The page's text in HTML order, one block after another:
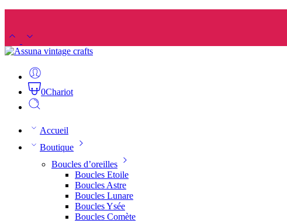
0Chariot
Accueil
Boutique
Boucles d’oreilles
Boucles Etoile
Boucles Astre
Boucles Lunare
Boucles Ysée
Boucles Comète